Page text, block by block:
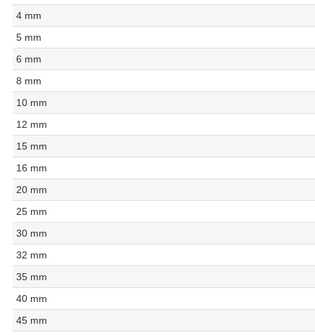
4 mm
5 mm
6 mm
8 mm
10 mm
12 mm
15 mm
16 mm
20 mm
25 mm
30 mm
32 mm
35 mm
40 mm
45 mm